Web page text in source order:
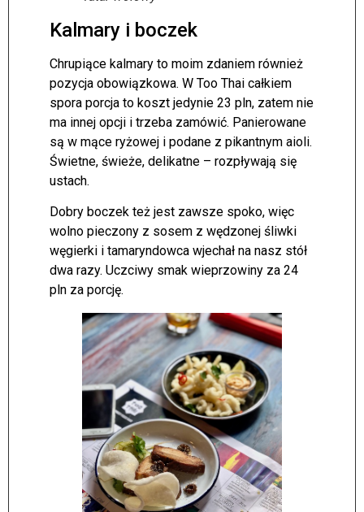
Kalmary i boczek
Chrupiące kalmary to moim zdaniem również
pozycja obowiązkowa. W Too Thai całkiem
spora porcja to koszt jedynie 23 pln, zatem nie
ma innej opcji i trzeba zamówić. Panierowane
są w mące ryżowej i podane z pikantnym aioli.
Świetne, świeże, delikatne – rozpływają się
ustach.
Dobry boczek też jest zawsze spoko, więc
wolno pieczony z sosem z wędzonej śliwki
węgierki i tamaryndowca wjechał na nasz stół
dwa razy. Uczciwy smak wieprzowiny za 24
pln za porcję.